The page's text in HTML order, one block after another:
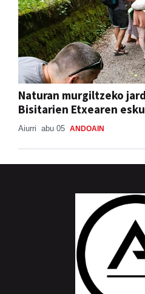
Naturan murgiltzeko
Bisitarien Etxearen
Aiurri abu 05 ANDOAIN